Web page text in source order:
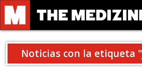
Noticias con la etiqueta "